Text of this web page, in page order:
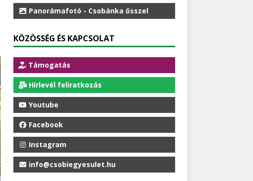
Panorámafotó - Csobánka ősszel
KÖZÖSSÉG ÉS KAPCSOLAT
Támogatás
Hírlevél feliratkozás
Youtube
Facebook
Instagram
info@csobiegyesulet.hu